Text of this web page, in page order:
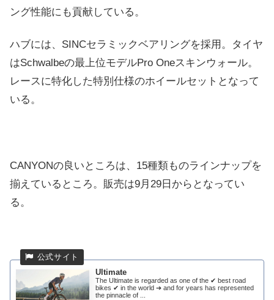
ング性能にも貢献している。
ハブには、SINCセラミックベアリングを採用。タイヤ
はSchwalbeの最上位モデルPro Oneスキンウォール。
レースに特化した特別仕様のホイールセットとなって
いる。
CANYONの良いところは、15種類ものラインナップを
揃えているところ。販売は9月29日からとなってい
る。
Ultimate
The Ultimate is regarded as one of the ✔ best road
bikes ✔ in the world ➔ and for years has represented
the pinnacle of ...